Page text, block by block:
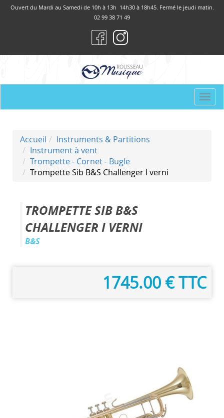
Ouvert du Mardi au Samedi de 10h à 13h 14h30 à 18h45. Fermé le jeudi matin.
02 99 38 71 49
Accueil
Instruments & Partitions
Instrument à vent
Trompette - Cornet - Bugle
Trompette Sib B&S Challenger I verni
TROMPETTE SIB B&S
CHALLENGER I VERNI
B&S
1745.00 € TTC
Panneau de gestion des cookies